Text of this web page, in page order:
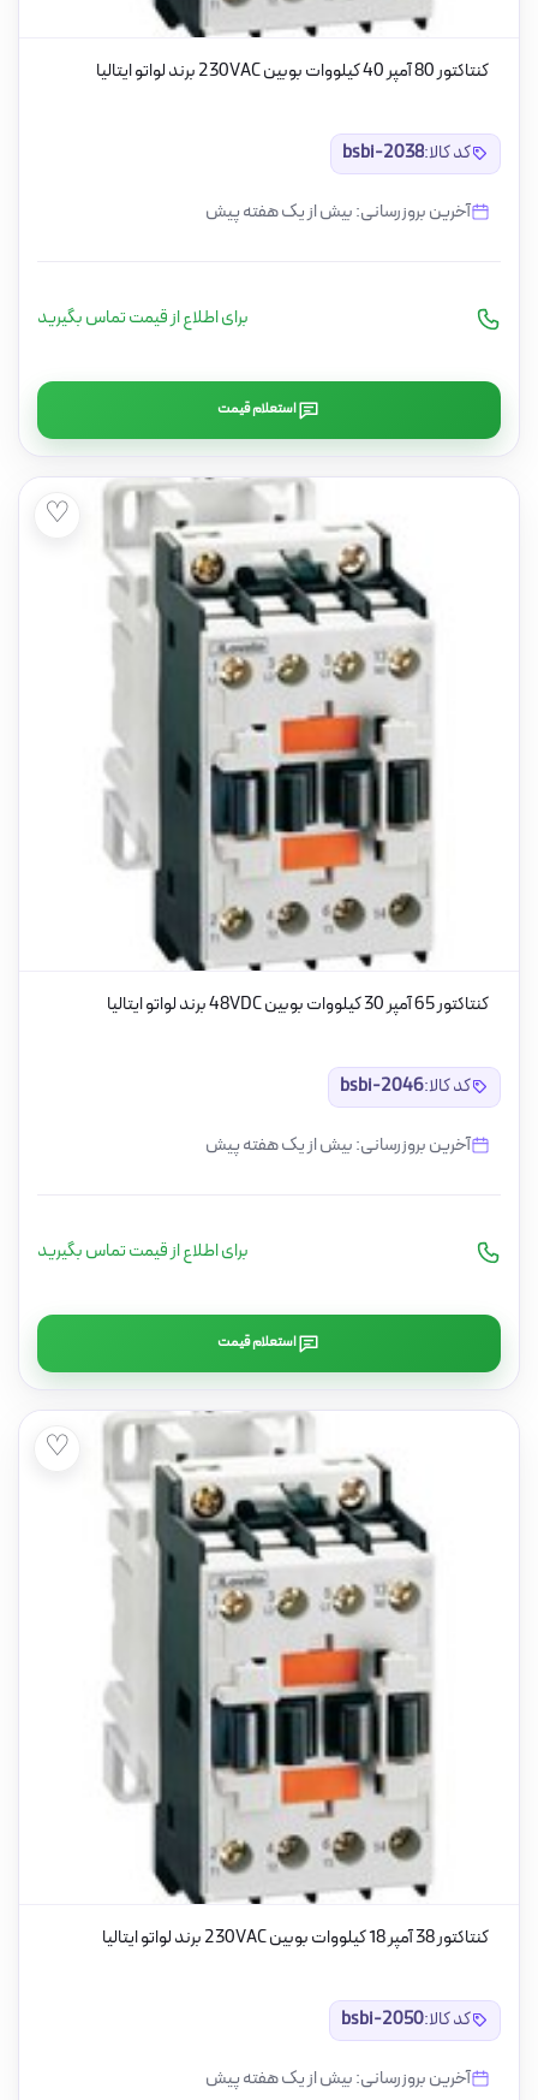
کنتاکتور 80 آمپر 40 کیلووات بوبین 230VAC برند لواتو ایتالیا
کد کالا:bsbi-2038
آخرین بروزرسانی: بیش از یک هفته پیش
برای اطلاع از قیمت تماس بگیرید
استعلام قیمت
♡
کنتاکتور 65 آمپر 30 کیلووات بوبین 48VDC برند لواتو ایتالیا
کد کالا:bsbi-2046
آخرین بروزرسانی: بیش از یک هفته پیش
برای اطلاع از قیمت تماس بگیرید
استعلام قیمت
♡
کنتاکتور 38 آمپر 18 کیلووات بوبین 230VAC برند لواتو ایتالیا
کد کالا:bsbi-2050
آخرین بروزرسانی: بیش از یک هفته پیش